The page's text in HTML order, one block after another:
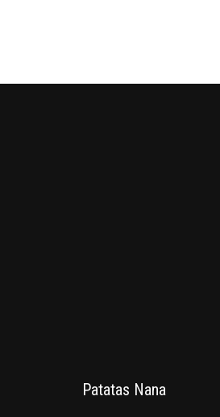
Patatas Nana